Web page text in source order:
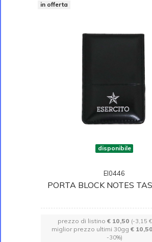
in offerta
disponibile
EI0446
PORTA BLOCK NOTES
prezzo di listino € 10,50 (-3,15
miglior prezzo ultimi 30gg € 10,50
-30%)